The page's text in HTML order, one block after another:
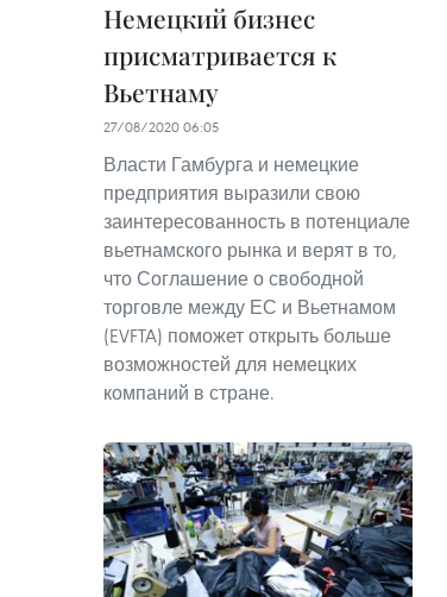
Немецкий бизнес
присматривается к
Вьетнаму
27/08/2020 06:05
Власти Гамбурга и немецкие
предприятия выразили свою
заинтересованность в потенциале
вьетнамского рынка и верят в то,
что Соглашение о свободной
торговле между ЕС и Вьетнамом
(EVFTA) поможет открыть больше
возможностей для немецких
компаний в стране.